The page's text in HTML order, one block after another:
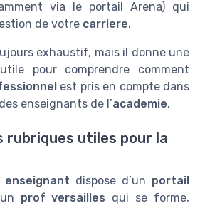
via le portail Arena) qui
de votre carriere.
exhaustif, mais il donne une
pour comprendre comment
est pris en compte dans
des enseignants de l’academie.
rubriques utiles pour la
enseignant dispose d’un portail
prof versailles qui se forme,